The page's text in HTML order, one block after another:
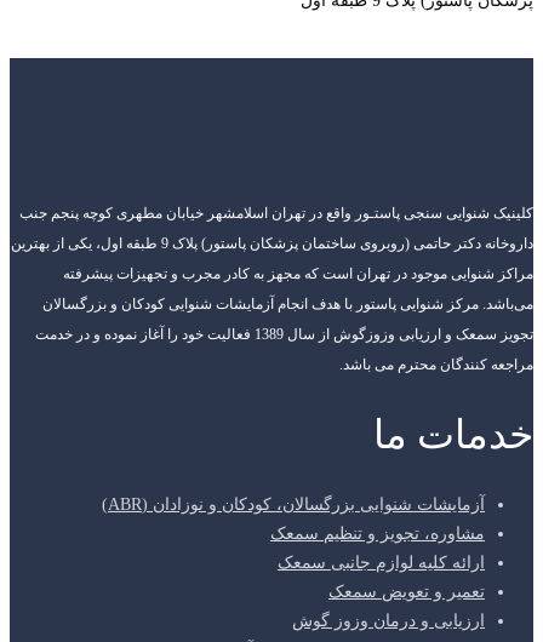
کلینیک شنوایی سنجی پاستـور واقع در تهران اسلامشهر خیابان مطهری کوچه پنجم جنب
داروخانه دکتر حاتمی (روبروی ساختمان پزشکان پاستور) پلاک 9 طبقه اول، یکی از بهترین
مراکز شنوایی موجود در تهران است که مجهز به کادر مجرب و تجهیزات پیشرفته
می‌باشد. مرکز شنوایی پاستور با هدف انجام آزمایشات شنوایی کودکان و بزرگسالان
تجویز سمعک و ارزیابی وزوزگوش از سال 1389 فعالیت خود را آغاز نموده و در خدمت
مراجعه کنندگان محترم می باشد.
خدمات ما
آزمایشات شنوایی بزرگسالان، کودکان و نوزادان (ABR)
مشاوره، تجویز و تنظیم سمعک
ارائه کلیه لوازم جانبی سمعک
تعمیر و تعویض سمعک
ارزیابی و درمان وزوز گوش